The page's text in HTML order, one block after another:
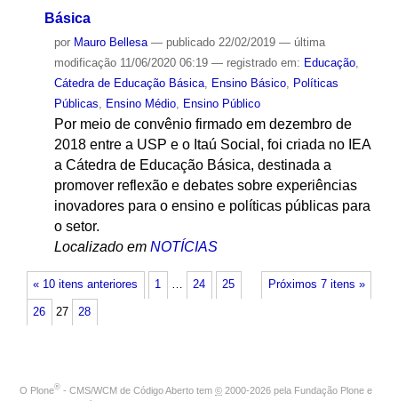
Básica
por Mauro Bellesa — publicado22/02/2019 — última
modificação11/06/2020 06:19 — registrado em: Educação,
Cátedra de Educação Básica, Ensino Básico, Políticas
Públicas, Ensino Médio, Ensino Público
Por meio de convênio firmado em dezembro de
2018 entre a USP e o Itaú Social, foi criada no IEA
a Cátedra de Educação Básica, destinada a
promover reflexão e debates sobre experiências
inovadores para o ensino e políticas públicas para
o setor.
Localizado em NOTÍCIAS
« 10 itens anteriores Próximos 7 itens »
1 … 24 25
26 27 28
O Plone® - CMS/WCM de Código Aberto tem © 2000-2026 pela Fundação Plone e